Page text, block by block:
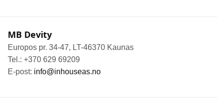
MB Devity
Europos pr. 34-47, LT-46370 Kaunas
Tel.: +370 629 69209
E-post: info@inhouseas.no